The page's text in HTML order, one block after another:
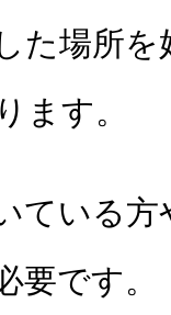
た場所
ます。
ている
要です。